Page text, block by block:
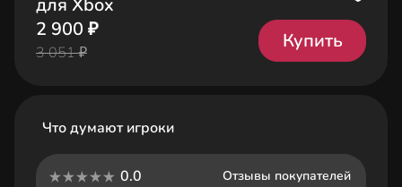
для Xbox
2 900 ₽
3 051 ₽
Купить
Что думают игроки
0.0
Отзывы покупателей